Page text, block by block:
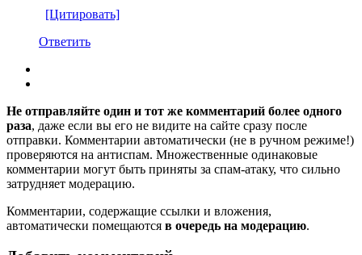
[Цитировать]
Ответить
Не отправляйте один и тот же комментарий более одного
раза, даже если вы его не видите на сайте сразу после
отправки. Комментарии автоматически (не в ручном режиме!)
проверяются на антиспам. Множественные одинаковые
комментарии могут быть приняты за спам-атаку, что сильно
затрудняет модерацию.
Комментарии, содержащие ссылки и вложения,
автоматически помещаются в очередь на модерацию.